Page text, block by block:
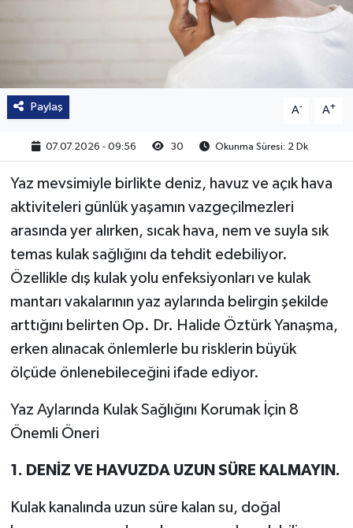
Paylaş A- A+
07.07.2026 - 09:56 30 Okunma Süresi: 2 Dk
Yaz mevsimiyle birlikte deniz, havuz ve açık hava
aktiviteleri günlük yaşamın vazgeçilmezleri
arasında yer alırken, sıcak hava, nem ve suyla sık
temas kulak sağlığını da tehdit edebiliyor.
Özellikle dış kulak yolu enfeksiyonları ve kulak
mantarı vakalarının yaz aylarında belirgin şekilde
arttığını belirten Op. Dr. Halide Öztürk Yanaşma,
erken alınacak önlemlerle bu risklerin büyük
ölçüde önlenebileceğini ifade ediyor.
Yaz Aylarında Kulak Sağlığını Korumak İçin 8
Önemli Öneri
1. DENİZ VE HAVUZDA UZUN SÜRE KALMAYIN.
Kulak kanalında uzun süre kalan su, doğal